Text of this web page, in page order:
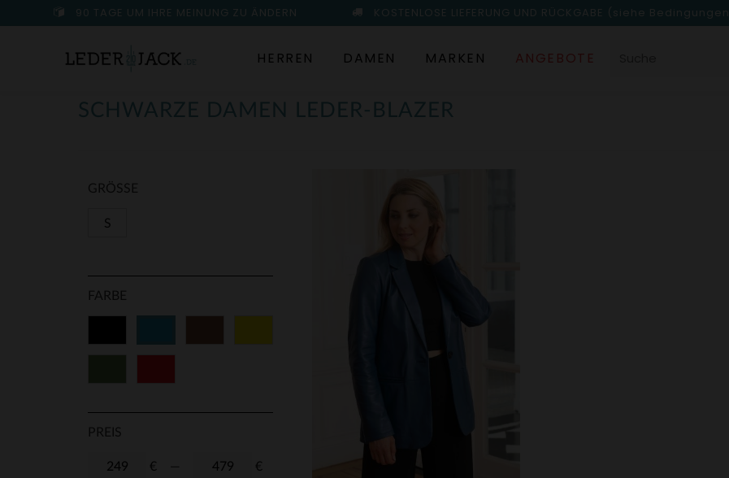
90 TAGE UM IHRE MEINUNG ZU ÄNDERN KOSTENLOSE LIEFERUNG UND RÜCKGABE (siehe Bedingungen)
HERREN DAMEN MARKEN ANGEBOTE
SCHWARZE DAMEN LEDER-BLAZER
GRÖSSE
S
FARBE
PREIS
€ €